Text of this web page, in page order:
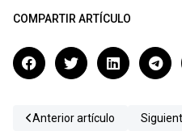
COMPARTIR ARTÍCULO
Anterior artículo